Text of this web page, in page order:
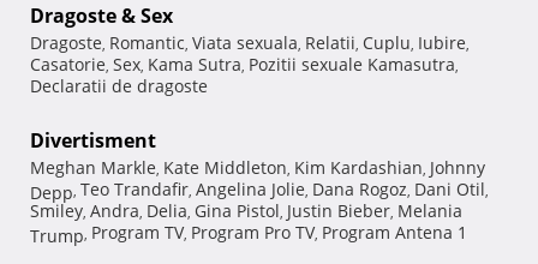
Dragoste & Sex
Dragoste, Romantic, Viata sexuala, Relatii, Cuplu, Iubire,
Casatorie, Sex, Kama Sutra, Pozitii sexuale Kamasutra,
Declaratii de dragoste
Divertisment
Meghan Markle, Kate Middleton, Kim Kardashian, Johnny
Depp, Teo Trandafir, Angelina Jolie, Dana Rogoz, Dani Otil,
Smiley, Andra, Delia, Gina Pistol, Justin Bieber, Melania
Trump, Program TV, Program Pro TV, Program Antena 1